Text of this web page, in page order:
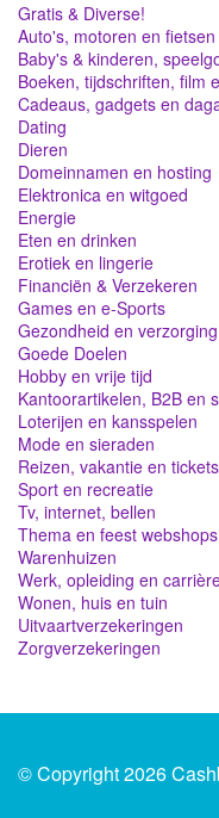
Gratis & Diverse!
Auto's, motoren en fietsen
Baby's & kinderen,
Boeken, tijdschriften, film
Cadeaus, gadgets en
Dating
Dieren
Domeinnamen en hosting
Elektronica en witgoed
Energie
Eten en drinken
Erotiek en lingerie
Financiën & Verzekeren
Games en e-Sports
Gezondheid en verzorging
Goede Doelen
Hobby en vrije tijd
Kantoorartikelen, B2B en
Loterijen en kansspelen
Mode en sieraden
Reizen, vakantie en tickets
Sport en recreatie
Tv, internet, bellen
Thema en feest webshops
Warenhuizen
Werk, opleiding en
Wonen, huis en tuin
Uitvaartverzekeringen
Zorgverzekeringen
© Copyright 2026